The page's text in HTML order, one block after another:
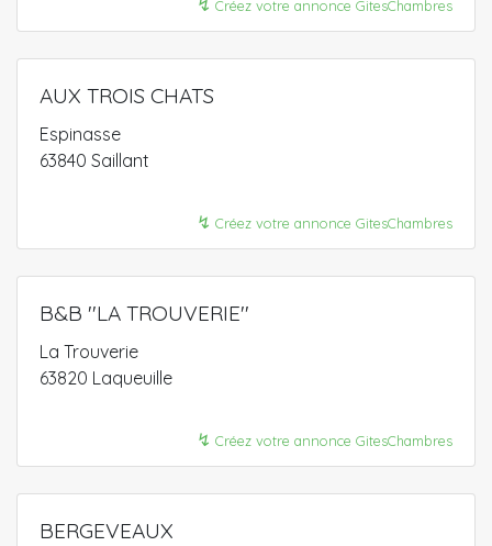
↯ Créez votre annonce GitesChambres
AUX TROIS CHATS
Espinasse
63840 Saillant
↯ Créez votre annonce GitesChambres
B&B ''LA TROUVERIE''
La Trouverie
63820 Laqueuille
↯ Créez votre annonce GitesChambres
BERGEVEAUX